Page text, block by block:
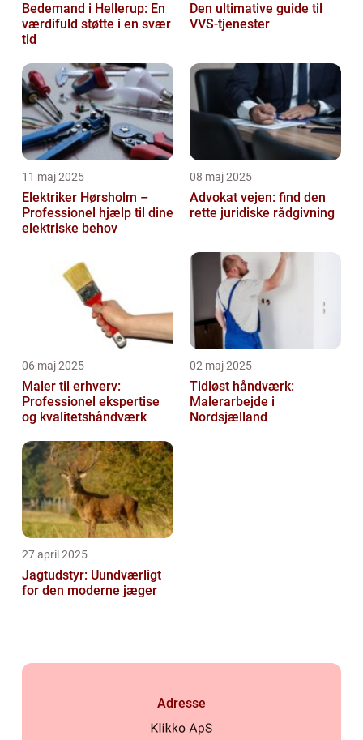
Bedemand i Hellerup: En
værdifuld støtte i en svær
tid
Den ultimative guide til
VVS-tjenester
11 maj 2025
Elektriker Hørsholm –
Professionel hjælp til dine
elektriske behov
08 maj 2025
Advokat vejen: find den
rette juridiske rådgivning
06 maj 2025
Maler til erhverv:
Professionel ekspertise
og kvalitetshåndværk
02 maj 2025
Tidløst håndværk:
Malerarbejde i
Nordsjælland
27 april 2025
Jagtudstyr: Uundværligt
for den moderne jæger
Adresse